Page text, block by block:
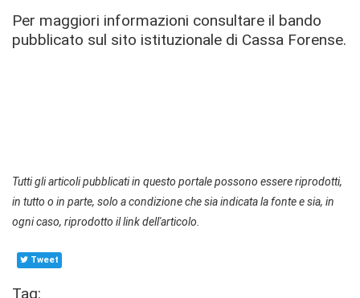
Per maggiori informazioni consultare il bando
pubblicato sul sito istituzionale di Cassa Forense.
Tutti gli articoli pubblicati in questo portale possono essere riprodotti,
in tutto o in parte, solo a condizione che sia indicata la fonte e sia, in
ogni caso, riprodotto il link dell'articolo.
Tweet
Tag: